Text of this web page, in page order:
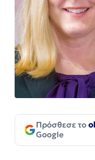
Πρόσθεσε το
Google